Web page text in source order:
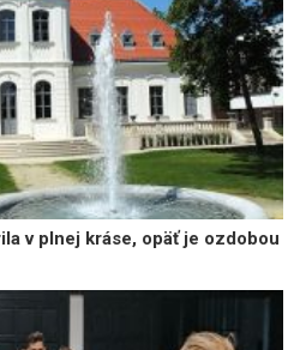
v plnej kráse, opäť je ozdobou